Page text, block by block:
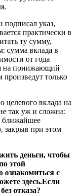
указ,
практически в
ту сумму,
сумма вклада в
от года
на понижающий
только
целевого вклада на
так уж и сложна:
ближайшее
закрыв при этом
деньги, чтобы
этой
ознакомиться с
здесь.Если
отказа?